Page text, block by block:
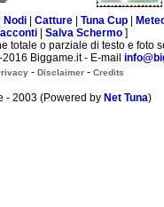
Nodi Catture Tuna Cup
| Salva Schermo]
totale o parziale di testo e foto
Biggame.it - E-mail
- Disclaimer - Credits
- 2003 (Powered by Net Tuna)